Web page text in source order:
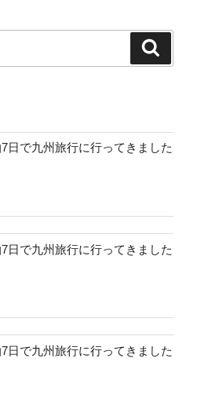
日で九州旅行に行ってきました
日で九州旅行に行ってきました
日で九州旅行に行ってきました